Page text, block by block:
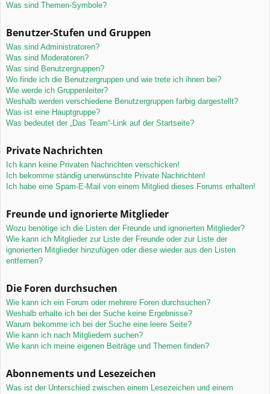
Was sind Themen-Symbole?
Benutzer-Stufen und Gruppen
Was sind Administratoren?
Was sind Moderatoren?
Was sind Benutzergruppen?
Wo finde ich die Benutzergruppen und wie trete ich ihnen bei?
Wie werde ich Gruppenleiter?
Weshalb werden verschiedene Benutzergruppen farbig dargestellt?
Was ist eine Hauptgruppe?
Was bedeutet der „Das Team“-Link auf der Startseite?
Private Nachrichten
Ich kann keine Privaten Nachrichten verschicken!
Ich bekomme ständig unerwünschte Private Nachrichten!
Ich habe eine Spam-E-Mail von einem Mitglied dieses Forums erhalten!
Freunde und ignorierte Mitglieder
Wozu benötige ich die Listen der Freunde und ignorierten Mitglieder?
Wie kann ich Mitglieder zur Liste der Freunde oder zur Liste der
ignorierten Mitglieder hinzufügen oder diese wieder aus den Listen
entfernen?
Die Foren durchsuchen
Wie kann ich ein Forum oder mehrere Foren durchsuchen?
Weshalb erhalte ich bei der Suche keine Ergebnisse?
Warum bekomme ich bei der Suche eine leere Seite?
Wie kann ich nach Mitgliedern suchen?
Wie kann ich meine eigenen Beiträge und Themen finden?
Abonnements und Lesezeichen
Was ist der Unterschied zwischen einem Lesezeichen und einem